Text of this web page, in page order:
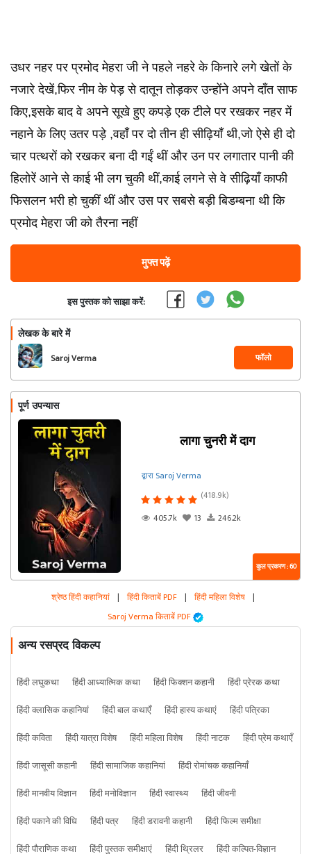
उधर नहर पर प्रमोद मेहरा जी ने पहले नहरे के किनारे लगे खेतों के
नजारे देखें,फिर नीम के पेड़ से दातून तोड़कर उन्होंने अपने दाँत साफ
किए,इसके बाद वे अपने सूखे हुए कपड़े एक टीले पर रखकर नहर में
नहाने के लिए उतर पड़े ,वहाँ पर दो तीन ही सीढ़ियाँ थी,जो ऐसे ही दो
चार पत्थरों को रखकर बना दी गईं थीं और उन पर लगातार पानी की
हिलोरें आने से काई भी लग चुकी थीं,काई लगने से वे सीढ़ियाँ काफी
फिसलन भरी हो चुकीं थीं और उस पर सबसे बड़ी बिडम्बना थी कि
प्रमोद मेहरा जी को तैरना नहीं
मुफ्त पढ़ें
इस पुस्तक को साझा करें:
लेखक के बारे में
Saroj Verma फॉलो
पूर्ण उपन्यास
लागा चुनरी में दाग
द्वारा Saroj Verma
(418.9k)
405.7k
13 246.2k
कुल प्रकरण : 60
श्रेष्ठ हिंदी कहानियां | हिंदी किताबें PDF | हिंदी महिला विशेष |
Saroj Verma किताबें PDF
अन्य रसप्रद विकल्प
हिंदी लघुकथा हिंदी आध्यात्मिक कथा हिंदी फिक्शन कहानी
हिंदी प्रेरक कथा
हिंदी क्लासिक कहानियां
हिंदी बाल कथाएँ हिंदी हास्य कथाएं
हिंदी पत्रिका
हिंदी कविता
हिंदी यात्रा विशेष हिंदी महिला विशेष हिंदी नाटक
हिंदी प्रेम कथाएँ
हिंदी जासूसी कहानी
हिंदी सामाजिक कहानियां
हिंदी रोमांचक कहानियाँ
हिंदी मानवीय विज्ञान
हिंदी मनोविज्ञान हिंदी स्वास्थ्य
हिंदी जीवनी
हिंदी पकाने की विधि
हिंदी पत्र हिंदी डरावनी कहानी
हिंदी फिल्म समीक्षा
हिंदी पौराणिक कथा
हिंदी पुस्तक समीक्षाएं हिंदी थ्रिलर हिंदी कल्पित-विज्ञान